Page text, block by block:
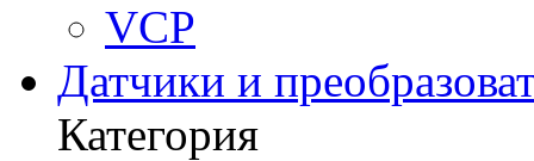
VCP
Датчики и
Категория